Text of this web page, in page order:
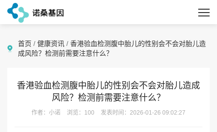
首页 / 健康资讯 / 香港验血检测腹中胎儿的性别会不会对胎儿造
成风险？检测前需要注意什么？
香港验血检测腹中胎儿的性别会不会对胎儿造成
风险？检测前需要注意什么？
作者：小诺 浏览：100 发表时间：2026-01-26 09:02:27